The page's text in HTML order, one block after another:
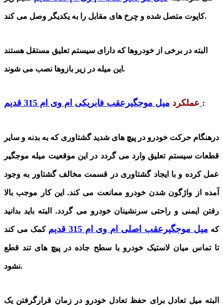
کاپوت متصل شده و چرخ های مقابل را به یکدیگر وصل می کند.
البته در برخی از خودروها که دارای سیستم تعلیق مستقل هستند
این میله در زیر بازوها نصب می شوند.
عملکرد :
درهنگام حرکت خودرو در پیچ های شدید گشتاوری که به بدنه و سایر
قطعات سیستم تعلیق وارد می گردد در این موقعیت میله موجگیر
عمل کرده و با ایجاد گشتاوری در قسمت مخالف گشتاور به وجود
آمده از واژگون شدن خودرو ممانعت می کند. این کار موجب بالا
رفتن ایمنی و راحتی سرنشینان خودرو می گردد. البته باید بدانید
که میل موجگیرعقب اصلی ام وی ام 315 قدیم کمک می کند
تا تماس میان لاستیک خودرو با سطح جاده در پیچ های تند قطع
نشود.
البته میل تعادل برای حفظ تعادل خودرو در زمان قرارگرفتن یک